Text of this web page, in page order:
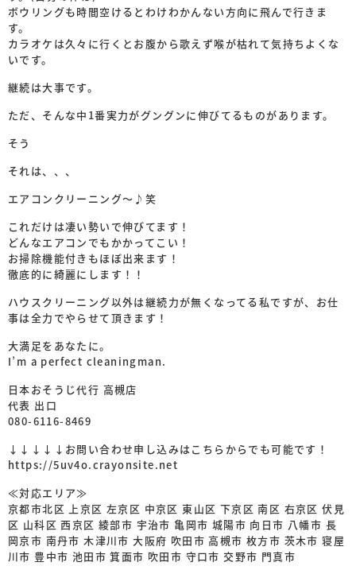
ボウリングも時間空けるとわけわかんない方向に飛んで行きま
す。
カラオケは久々に行くとお腹から歌えず喉が枯れて気持ちよくな
いです。
継続は大事です。
ただ、そんな中1番実力がグングンに伸びてるものがあります。
そう
それは、、、
エアコンクリーニング〜♪笑
これだけは凄い勢いで伸びてます！
どんなエアコンでもかかってこい！
お掃除機能付きもほぼ出来ます！
徹底的に綺麗にします！！
ハウスクリーニング以外は継続力が無くなってる私ですが、お仕
事は全力でやらせて頂きます！
大満足をあなたに。
I’m a perfect cleaningman.
日本おそうじ代行 高槻店
代表 出口
080-6116-8469
↓↓↓↓↓お問い合わせ申し込みはこちらからでも可能です！
https://5uv4o.crayonsite.net
≪対応エリア≫
京都市北区 上京区 左京区 中京区 東山区 下京区 南区 右京区 伏見
区 山科区 西京区 綾部市 宇治市 亀岡市 城陽市 向日市 八幡市 長
岡京市 南丹市 木津川市 大阪府 吹田市 高槻市 枚方市 茨木市 寝屋
川市 豊中市 池田市 箕面市 吹田市 守口市 交野市 門真市